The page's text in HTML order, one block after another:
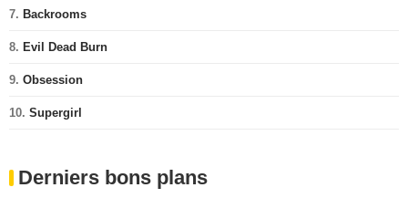
7. Backrooms
8. Evil Dead Burn
9. Obsession
10. Supergirl
Derniers bons plans